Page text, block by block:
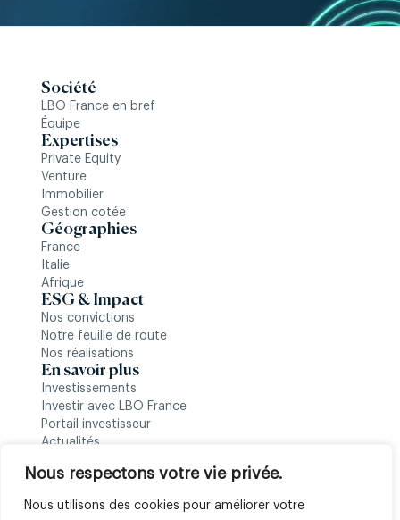
Nous respectons votre vie privée.
Nous utilisons des cookies pour améliorer votre
Société
LBO France en bref
Équipe
Expertises
Private Equity
Venture
Immobilier
Gestion cotée
Géographies
France
Italie
Afrique
ESG & Impact
Nos convictions
Notre feuille de route
Nos réalisations
En savoir plus
Investissements
Investir avec LBO France
Portail investisseur
Actualités